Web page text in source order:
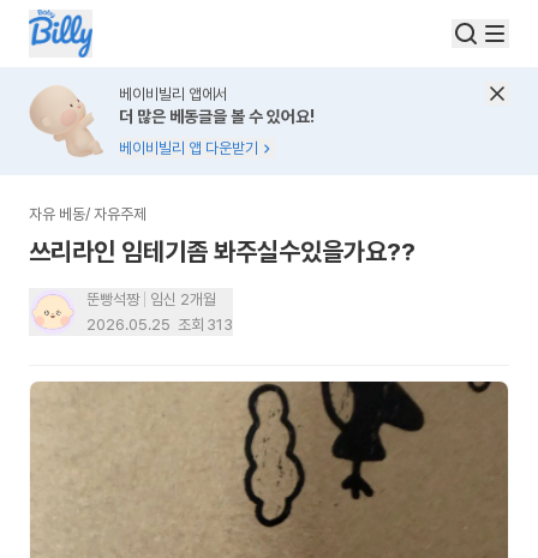
베이비빌리 앱에서
더 많은 베동글을 볼 수 있어요!
베이비빌리 앱 다운받기
자유 베동/ 자유주제
쓰리라인 임테기좀 봐주실수있을가요??
뚠빵석짱
임신 2개월
2026.05.25 조회 313